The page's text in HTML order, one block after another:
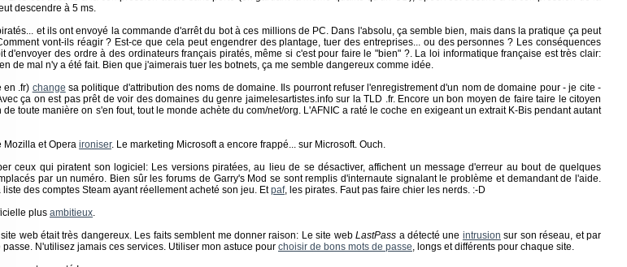
descendre à 5 ms.
et ils ont envoyé la commande d'arrêt du bot à ces millions de PC. Dans l'absolu, ça semble bien, mais dans la pratique ça peut
vont-ils réagir ? Est-ce que cela peut engendrer des plantage, tuer des entreprises... ou des personnes ? Les conséquences
des ordre à des ordinateurs français piratés, même si c'est pour faire le "bien" ?. La loi informatique française est très clair:
de mal n'y a été fait. Bien que j'aimerais tuer les botnets, ça me semble dangereux comme idée.
en .fr) change sa politique d'attribution des noms de domaine. Ils pourront refuser l'enregistrement d'un nom de domaine pour - je cite -
ça on est pas prêt de voir des domaines du genre jaimelesartistes.info sur la TLD .fr. Encore un bon moyen de faire taire le citoyen
toute manière on s'en fout, tout le monde achète du com/net/org. L'AFNIC a raté le coche en exigeant un extrait K-Bis pendant autant
Mozilla et Opera ironiser. Le marketing Microsoft a encore frappé... sur Microsoft. Ouch.
ceux qui piratent son logiciel: Les versions piratées, au lieu de se désactiver, affichent un message d'erreur au bout de quelques
par un numéro. Bien sûr les forums de Garry's Mod se sont remplis d'internaute signalant le problème et demandant de l'aide.
des comptes Steam ayant réellement acheté son jeu. Etpaf, les pirates. Faut pas faire chier les nerds. :-D
plus ambitieux.
web était très dangereux. Les faits semblent me donner raison: Le site webLastPass a détecté une intrusion sur son réseau, et par
N'utilisez jamais ces services. Utiliser mon astuce pour choisir de bons mots de passe, longs et différents pour chaque site.